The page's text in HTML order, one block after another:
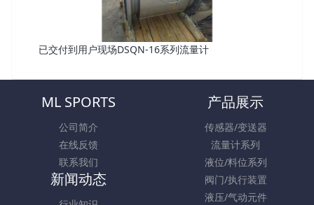
已交付到用户现场DSQN-16系列流量计
ML SPORTS
公司简介
在线反馈
联系我们
产品展示
传感器/变送器
流量计系列
液位/料位系列
阀门/执行装置
液压/气动元件
新闻动态